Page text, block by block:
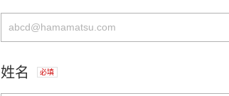
姓名 必填